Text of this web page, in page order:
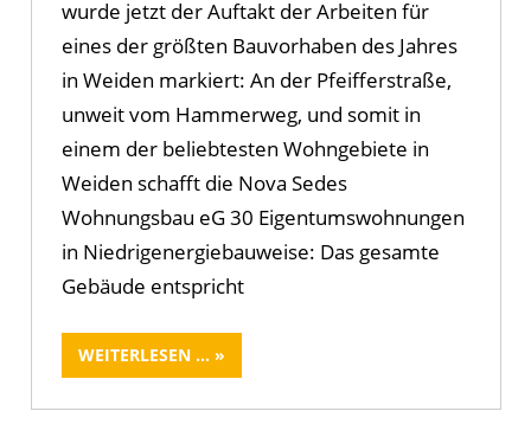
wurde jetzt der Auftakt der Arbeiten für
eines der größten Bauvorhaben des Jahres
in Weiden markiert: An der Pfeifferstraße,
unweit vom Hammerweg, und somit in
einem der beliebtesten Wohngebiete in
Weiden schafft die Nova Sedes
Wohnungsbau eG 30 Eigentumswohnungen
in Niedrigenergiebauweise: Das gesamte
Gebäude entspricht
WEITERLESEN ...